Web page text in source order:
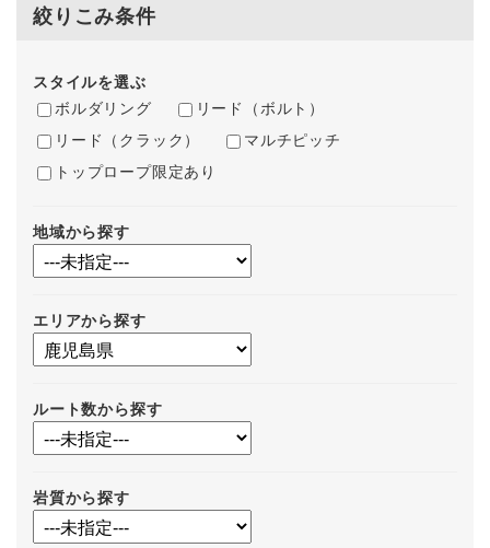
絞りこみ条件
スタイルを選ぶ
ボルダリング
リード（ボルト）
リード（クラック）
マルチピッチ
トップロープ限定あり
地域から探す
エリアから探す
ルート数から探す
岩質から探す